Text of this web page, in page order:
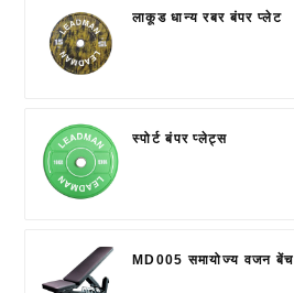
लाकूड धान्य रबर बंपर प्लेट
स्पोर्ट बंपर प्लेट्स
MD005 समायोज्य वजन बेंच